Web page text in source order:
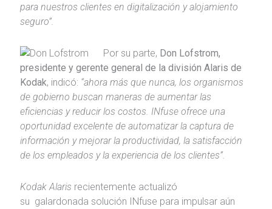
para nuestros clientes en digitalización y alojamiento
seguro”.
Por su parte, Don Lofstrom,
presidente y gerente general de la división Alaris de
Kodak, indicó: “ahora más que nunca, los organismos
de gobierno buscan maneras de aumentar las
eficiencias y reducir los costos. INfuse ofrece una
oportunidad excelente de automatizar la captura de
información y mejorar la productividad, la satisfacción
de los empleados y la experiencia de los clientes”.
Kodak Alaris recientemente actualizó
su galardonada solución INfuse para impulsar aún